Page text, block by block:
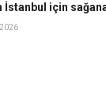
İstanbul için
2026